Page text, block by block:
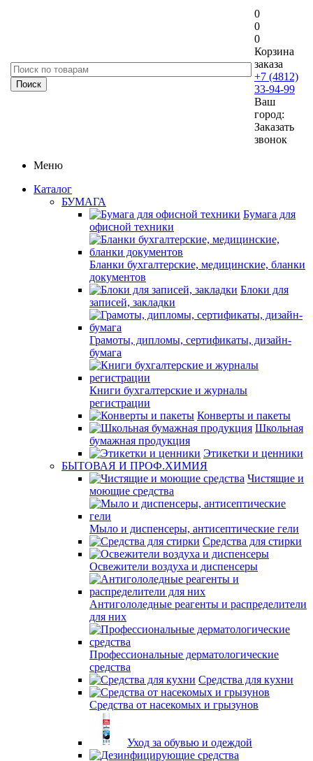
0
0
0
Корзина
заказа
+7 (4812)
33-94-99
Ваш
город:
Заказать
звонок
Меню
Каталог
БУМАГА
Бумага для
офисной техники
Бланки бухгалтерские, медицинские, бланки
документов
Блоки для
записей, закладки
Грамоты, дипломы, сертификаты, дизайн-
бумага
Книги бухгалтерские и журналы
регистрации
Конверты и пакеты
Школьная
бумажная продукция
Этикетки и ценники
БЫТОВАЯ И ПРОФ.ХИМИЯ
Чистящие и
моющие средства
Мыло и диспенсеры, антисептические гели
Средства для стирки
Освежители воздуха и диспенсеры
Антигололедные реагенты и распределители
для них
Профессиональные дерматологические
средства
Средства для кухни
Средства от насекомых и грызунов
Уход за обувью и одеждой